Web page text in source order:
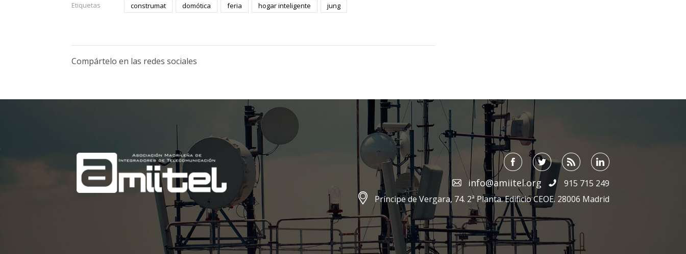
Etiquetas construmat domótica feria hogar inteligente jung
Compártelo en las redes sociales
;
info@amiitel.org
915 715 249
Príncipe de Vergara, 74. 2ª Planta. Edificio CEOE. 28006 Madrid